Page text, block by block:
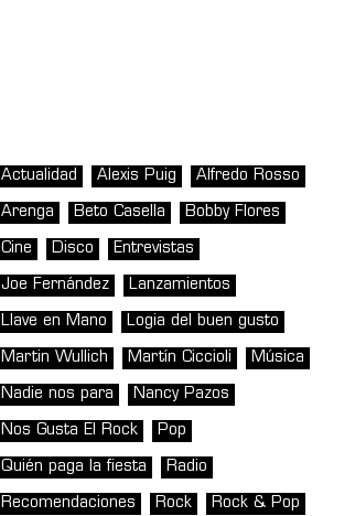
Actualidad Alexis Puig Alfredo Rosso
Arenga Beto Casella Bobby Flores
Cine Disco Entrevistas
Joe Fernández Lanzamientos
Llave en Mano Logia del buen gusto
Martin Wullich Martín Ciccioli Música
Nadie nos para Nancy Pazos
Nos Gusta El Rock Pop
Quién paga la fiesta Radio
Recomendaciones Rock Rock & Pop